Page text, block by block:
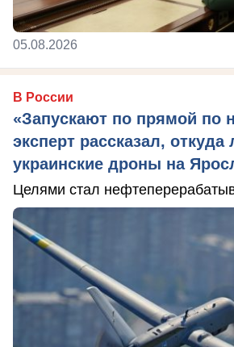
05.08.2026
В России
«Запускают по прямой по
эксперт рассказал, откуда
украинские дроны на
Целями стал